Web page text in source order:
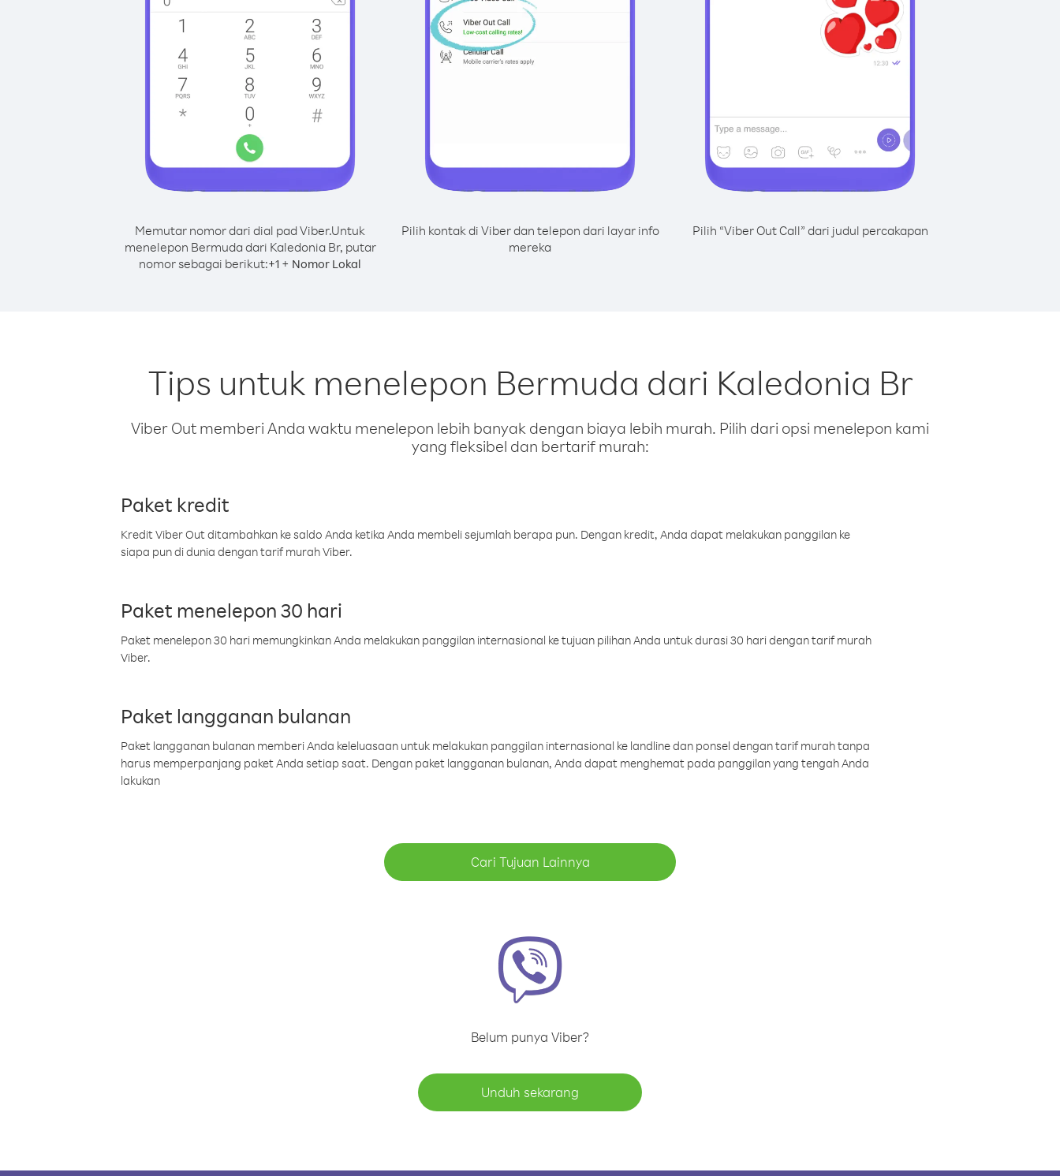
Memutar nomor dari dial pad Viber.Untuk
menelepon Bermuda dari Kaledonia Br, putar
nomor sebagai berikut:+1 + Nomor Lokal
Pilih kontak di Viber dan telepon dari layar info
mereka
Pilih “Viber Out Call” dari judul percakapan
Tips untuk menelepon Bermuda dari Kaledonia Br
Viber Out memberi Anda waktu menelepon lebih banyak dengan biaya lebih murah. Pilih dari opsi menelepon kami
yang fleksibel dan bertarif murah:
Paket kredit
Kredit Viber Out ditambahkan ke saldo Anda ketika Anda membeli sejumlah berapa pun. Dengan kredit, Anda dapat melakukan panggilan ke
siapa pun di dunia dengan tarif murah Viber.
Paket menelepon 30 hari
Paket menelepon 30 hari memungkinkan Anda melakukan panggilan internasional ke tujuan pilihan Anda untuk durasi 30 hari dengan tarif murah
Viber.
Paket langganan bulanan
Paket langganan bulanan memberi Anda keleluasaan untuk melakukan panggilan internasional ke landline dan ponsel dengan tarif murah tanpa
harus memperpanjang paket Anda setiap saat. Dengan paket langganan bulanan, Anda dapat menghemat pada panggilan yang tengah Anda
lakukan
Cari Tujuan Lainnya
Belum punya Viber?
Unduh sekarang